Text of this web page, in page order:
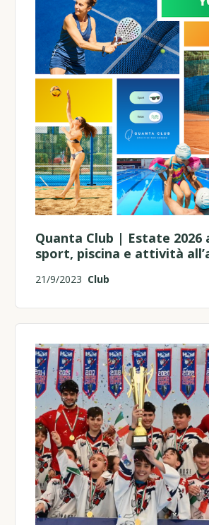
Quanta Club | Estate 2026
sport, piscina e attività
21/9/2023 Club